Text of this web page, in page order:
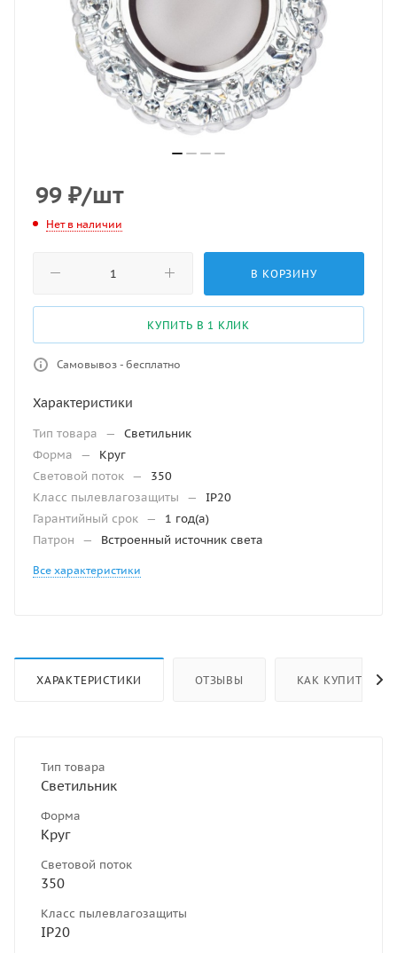
99 ₽/шт
Нет в наличии
В КОРЗИНУ
КУПИТЬ В 1 КЛИК
Самовывоз - бесплатно
Характеристики
Тип товара —
Светильник
Форма
—
Круг
Световой поток —
350
Класс пылевлагозащиты
—
IP20
Гарантийный срок —
1 год(а)
Патрон
— Встроенный источник света
Все характеристики
ХАРАКТЕРИСТИКИ ОТЗЫВЫ КАК КУПИТЬ
Тип товара
Светильник
Форма
Круг
Световой поток
350
Класс пылевлагозащиты
IP20